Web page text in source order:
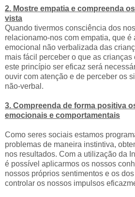
2. Mostre empatia e compreenda
vista
Quando tivermos consciência dos
relacionamo-nos com empatia, que é
emocional não verbalizada das
mais fácil perceber o que as crianças
este princípio ser eficaz será
ouvir com atenção e de perceber os
não-verbal.
3. Compreenda de forma positiva
emocionais e comportamentais
Como seres sociais estamos
problemas de maneira instintiva,
nos resultados. Com a utilização da
é possível aplicarmos os nossos
nossos próprios sentimentos e os
controlar os nossos impulsos